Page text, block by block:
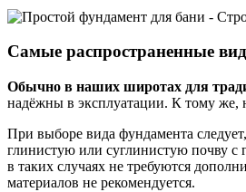
Самые распространенные
Обычно в наших широтах для
надёжны в эксплуатации. К тому же,
При выборе вида фундамента
глинистую или суглинистую почву с
в таких случаях не требуются
материалов не рекомендуется.